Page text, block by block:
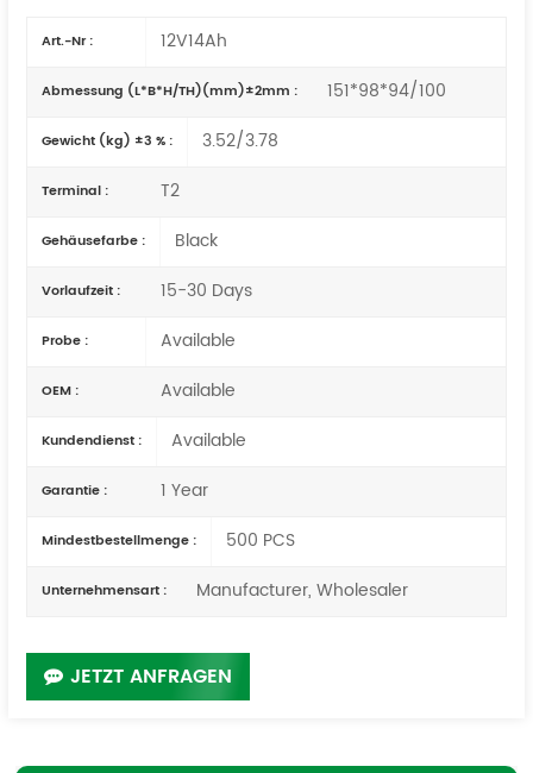
Art.-Nr : 12V14Ah
Abmessung (L*B*H/TH)(mm)±2mm : 151*98*94/100
Gewicht (kg) ±3 % : 3.52/3.78
Terminal : T2
Gehäusefarbe : Black
Vorlaufzeit : 15-30 Days
Probe : Available
OEM : Available
Kundendienst : Available
Garantie : 1 Year
Mindestbestellmenge : 500 PCS
Unternehmensart : Manufacturer, Wholesaler
JETZT ANFRAGEN